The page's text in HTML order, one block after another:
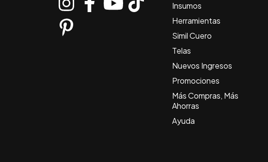
Insumos
Herramientas
Simil Cuero
Telas
Nuevos Ingresos
Promociones
Más Compras, Más
Ahorras
Ayuda